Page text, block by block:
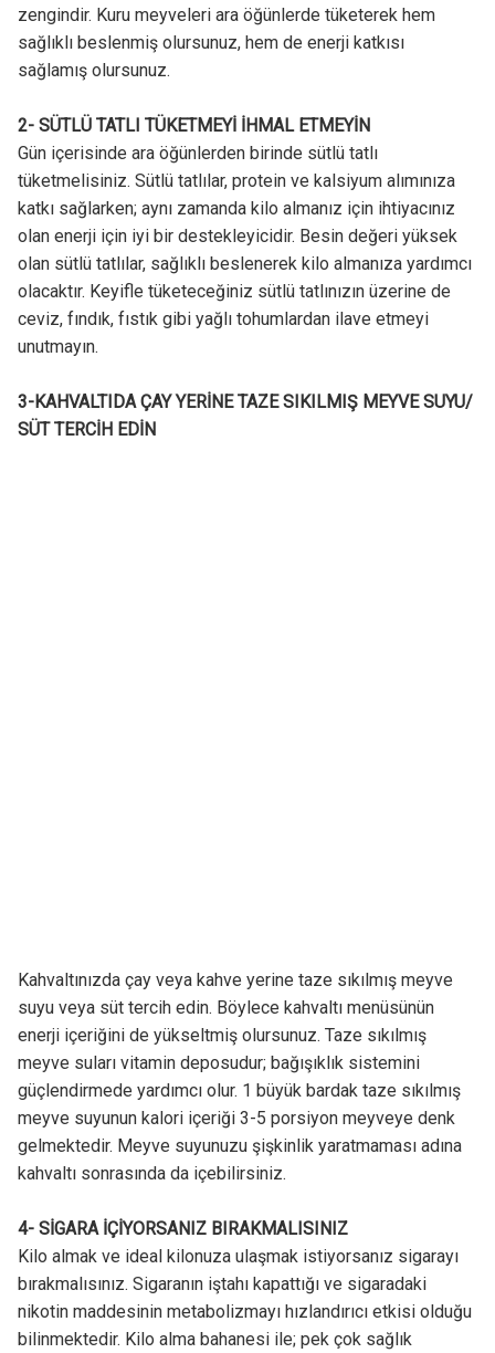
zengindir. Kuru meyveleri ara öğünlerde tüketerek hem
sağlıklı beslenmiş olursunuz, hem de enerji katkısı
sağlamış olursunuz.
2- SÜTLÜ TATLI TÜKETMEYİ İHMAL ETMEYİN
Gün içerisinde ara öğünlerden birinde sütlü tatlı
tüketmelisiniz. Sütlü tatlılar, protein ve kalsiyum alımınıza
katkı sağlarken; aynı zamanda kilo almanız için ihtiyacınız
olan enerji için iyi bir destekleyicidir. Besin değeri yüksek
olan sütlü tatlılar, sağlıklı beslenerek kilo almanıza yardımcı
olacaktır. Keyifle tüketeceğiniz sütlü tatlınızın üzerine de
ceviz, fındık, fıstık gibi yağlı tohumlardan ilave etmeyi
unutmayın.
3-KAHVALTIDA ÇAY YERİNE TAZE SIKILMIŞ MEYVE SUYU/
SÜT TERCİH EDİN
Kahvaltınızda çay veya kahve yerine taze sıkılmış meyve
suyu veya süt tercih edin. Böylece kahvaltı menüsünün
enerji içeriğini de yükseltmiş olursunuz. Taze sıkılmış
meyve suları vitamin deposudur; bağışıklık sistemini
güçlendirmede yardımcı olur. 1 büyük bardak taze sıkılmış
meyve suyunun kalori içeriği 3-5 porsiyon meyveye denk
gelmektedir. Meyve suyunuzu şişkinlik yaratmaması adına
kahvaltı sonrasında da içebilirsiniz.
4- SİGARA İÇİYORSANIZ BIRAKMALISINIZ
Kilo almak ve ideal kilonuza ulaşmak istiyorsanız sigarayı
bırakmalısınız. Sigaranın iştahı kapattığı ve sigaradaki
nikotin maddesinin metabolizmayı hızlandırıcı etkisi olduğu
bilinmektedir. Kilo alma bahanesi ile; pek çok sağlık